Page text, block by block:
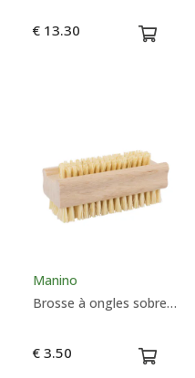
€ 13.30
Manino
Brosse à ongles sobre dure
€ 3.50